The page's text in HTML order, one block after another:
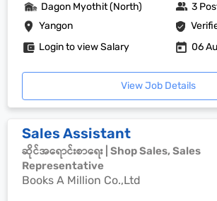
Yangon
Dagon Myothit (North) 3
Login to view Salary 06
View Job Details
Sales Assistant
ဆိုင်အရောင်းစာရေး | Shop Sales, Sales
Representative
Books A Million Co.,Ltd